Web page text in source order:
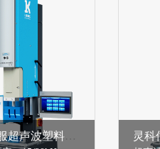
灵科伺服超声波塑料焊接机 15kHz-2000/2600W L3000 Servo ES